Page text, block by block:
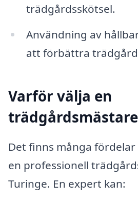
trädgårdsskötsel.
Användning av
att förbättra
Varför välja en
Det finns många
en professionell
Turinge. En expert kan: